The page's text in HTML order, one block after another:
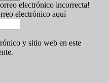
electrónico incorrecta!
electrónico aquí
y sitio web en este